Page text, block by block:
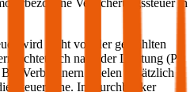
wird nicht von der gewählten
richtet sich nach der Leistung (PS
Verbrennern spielen zusätzlich
Steuerhöhe. Im durchblicker